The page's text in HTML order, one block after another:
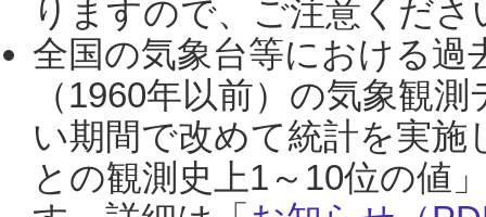
りますので、ご注意くだ
全国の気象台等における過
（1960年以前）の気象観
い期間で改めて統計を実
との観測史上1～10位の値